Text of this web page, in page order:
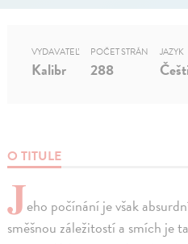
O TITULE
Jeho počínání je však
směšnou záležitostí a smích je
VYDAVATEĽ
Kalibr
POČET STRÁN
288
JAZYK